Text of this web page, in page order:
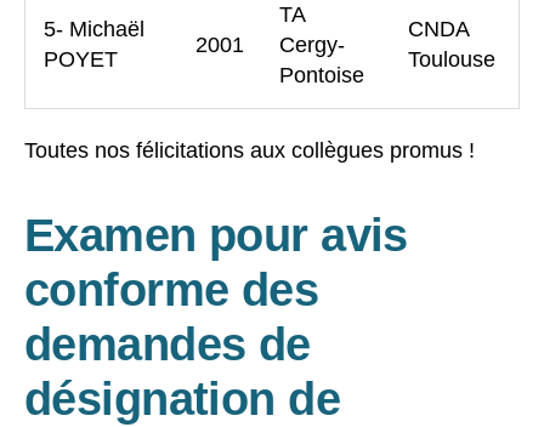
5- Michaël
POYET
2001
TA
Cergy-
Pontoise
CNDA
Toulouse
Toutes nos félicitations aux collègues promus !
Examen pour avis
conforme des
demandes de
désignation de